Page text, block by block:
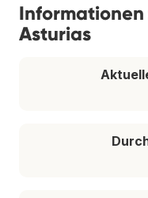
Informationen
Asturias